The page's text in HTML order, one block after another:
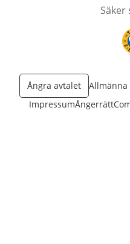
Säker
Ångra avtalet
ImpressumÅngerrätt